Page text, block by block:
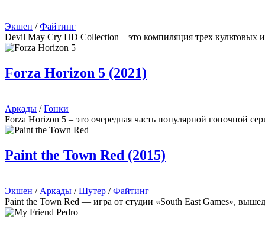
Экшен /Файтинг
Devil May Cry HD Collection – это компиляция трех культовых
Forza Horizon 5 (2021)
Аркады /Гонки
Forza Horizon 5 – это очередная часть популярной гоночной
Paint the Town Red (2015)
Экшен / Аркады /Шутер /Файтинг
Paint the Town Red — игра от студии «South East Games»,